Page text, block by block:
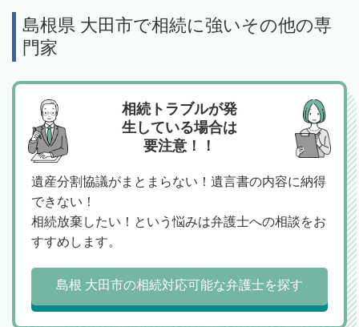
島根県 大田市で相続に強いその他の専
門家
相続トラブルが発
生している場合は
要注意！！
遺産分割協議がまとまらない！遺言書の内容に納得
できない！
相続放棄したい！という悩みは弁護士への相談をお
すすめします。
島根 大田市の相続対応可能な弁護士を探す